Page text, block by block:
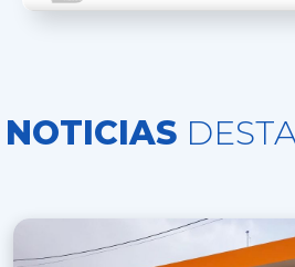
NOTICIAS